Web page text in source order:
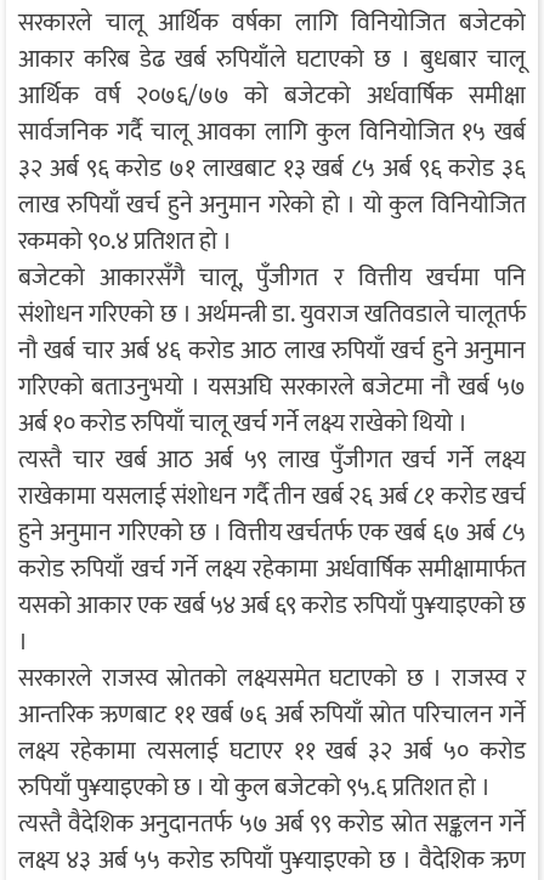
सरकारले चालू आर्थिक वर्षका लागि विनियोजित बजेटको
आकार करिब डेढ खर्ब रुपियाँले घटाएको छ । बुधबार चालू
आर्थिक वर्ष २०७६/७७ को बजेटको अर्धवार्षिक समीक्षा
सार्वजनिक गर्दै चालू आवका लागि कुल विनियोजित १५ खर्ब
३२ अर्ब ९६ करोड ७१ लाखबाट १३ खर्ब ८५ अर्ब ९६ करोड ३६
लाख रुपियाँ खर्च हुने अनुमान गरेको हो । यो कुल विनियोजित
रकमको ९०.४ प्रतिशत हो ।
बजेटको आकारसँगै चालू, पुँजीगत र वित्तीय खर्चमा पनि
संशोधन गरिएको छ । अर्थमन्त्री डा. युवराज खतिवडाले चालूतर्फ
नौ खर्ब चार अर्ब ४६ करोड आठ लाख रुपियाँ खर्च हुने अनुमान
गरिएको बताउनुभयो । यसअघि सरकारले बजेटमा नौ खर्ब ५७
अर्ब १० करोड रुपियाँ चालू खर्च गर्ने लक्ष्य राखेको थियो ।
त्यस्तै चार खर्ब आठ अर्ब ५९ लाख पुँजीगत खर्च गर्ने लक्ष्य
राखेकामा यसलाई संशोधन गर्दै तीन खर्ब २६ अर्ब ८१ करोड खर्च
हुने अनुमान गरिएको छ । वित्तीय खर्चतर्फ एक खर्ब ६७ अर्ब ८५
करोड रुपियाँ खर्च गर्ने लक्ष्य रहेकामा अर्धवार्षिक समीक्षामार्फत
यसको आकार एक खर्ब ५४ अर्ब ६९ करोड रुपियाँ पु¥याइएको छ
।
सरकारले राजस्व स्रोतको लक्ष्यसमेत घटाएको छ । राजस्व र
आन्तरिक ऋणबाट ११ खर्ब ७६ अर्ब रुपियाँ स्रोत परिचालन गर्ने
लक्ष्य रहेकामा त्यसलाई घटाएर ११ खर्ब ३२ अर्ब ५० करोड
रुपियाँ पु¥याइएको छ । यो कुल बजेटको ९५.६ प्रतिशत हो ।
त्यस्तै वैदेशिक अनुदानतर्फ ५७ अर्ब ९९ करोड स्रोत सङ्कलन गर्ने
लक्ष्य ४३ अर्ब ५५ करोड रुपियाँ पु¥याइएको छ । वैदेशिक ऋण